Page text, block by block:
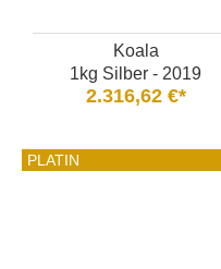
Koala
1kg Silber - 2019
2.316,62 €*
PLATIN